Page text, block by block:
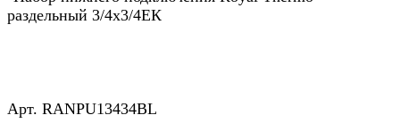
раздельный 3/4х3/4ЕК
Арт. RANPU13434BL